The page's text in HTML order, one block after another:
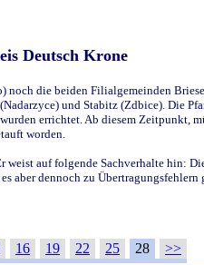
Deutsch Krone
die beiden Filialgemeinden
und Stabitz (Zdbice). Die
errichtet. Ab diesem Zeitpunkt,
worden.
weist auf folgende Sachverhalte hin:
dennoch zu
16 19 22 25 28
>>